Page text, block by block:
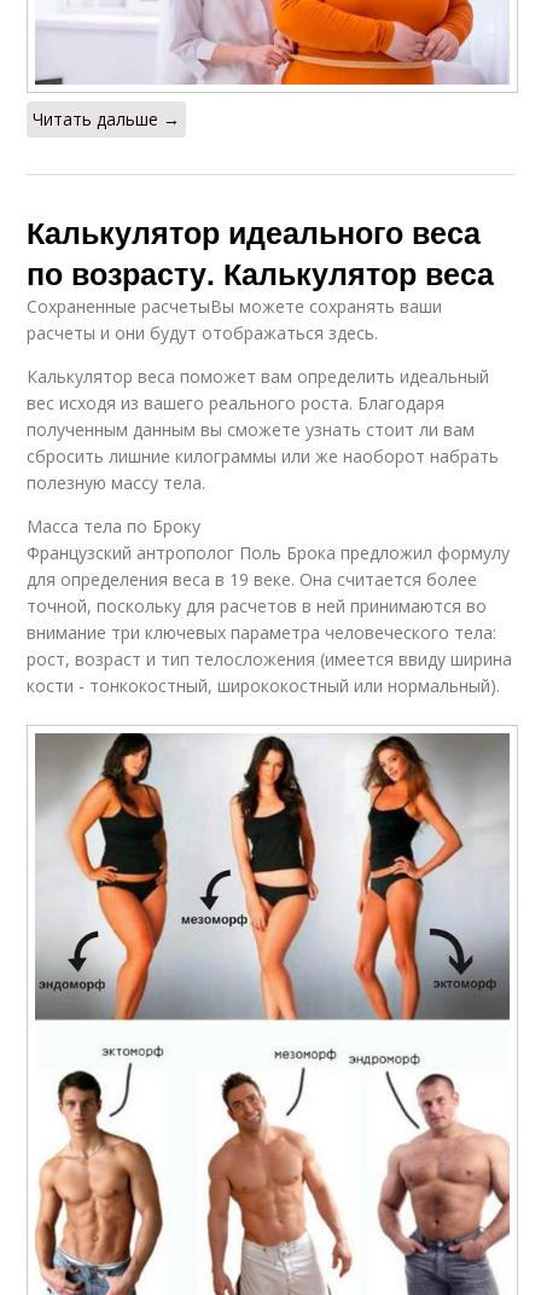
Читать дальше →
Калькулятор идеального веса
по возрасту. Калькулятор веса
Сохраненные расчетыВы можете сохранять ваши
расчеты и они будут отображаться здесь.
Калькулятор веса поможет вам определить идеальный
вес исходя из вашего реального роста. Благодаря
полученным данным вы сможете узнать стоит ли вам
сбросить лишние килограммы или же наоборот набрать
полезную массу тела.
Масса тела по Броку
Французский антрополог Поль Брока предложил формулу
для определения веса в 19 веке. Она считается более
точной, поскольку для расчетов в ней принимаются во
внимание три ключевых параметра человеческого тела:
рост, возраст и тип телосложения (имеется ввиду ширина
кости - тонкокостный, ширококостный или нормальный).